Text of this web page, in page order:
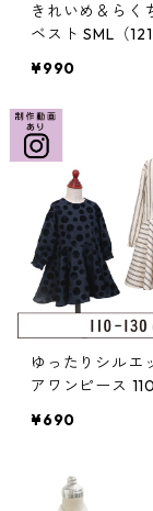
きれいめ＆らく
ベスト SML（
¥990
ゆったりシルエ
アワンピース
¥690